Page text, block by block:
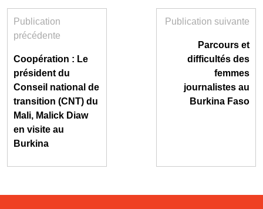
Publication
précédente
Coopération : Le
président du
Conseil national de
transition (CNT) du
Mali, Malick Diaw
en visite au
Burkina
Publication suivante
Parcours et
difficultés des
femmes
journalistes au
Burkina Faso